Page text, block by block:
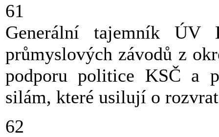
61
Generální tajemník ÚV
průmyslových závodů z
podporu politice KSČ a
silám, které usilují o
62